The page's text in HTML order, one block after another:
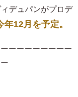
デュパンがプロデ
年12月を予定。
ーーーーーーーー